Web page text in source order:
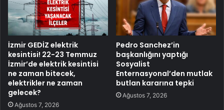
İzmir GEDİZ elektrik
kesintisi! 22-23 Temmuz
İzmir’de elektrik kesintisi
ne zaman bitecek,
elektrikler ne zaman
gelecek?
Ağustos 7, 2026
Pedro Sanchez’in
başkanlığını yaptığı
Sosyalist
Enternasyonal’den mutlak
butlan kararına tepki
Ağustos 7, 2026